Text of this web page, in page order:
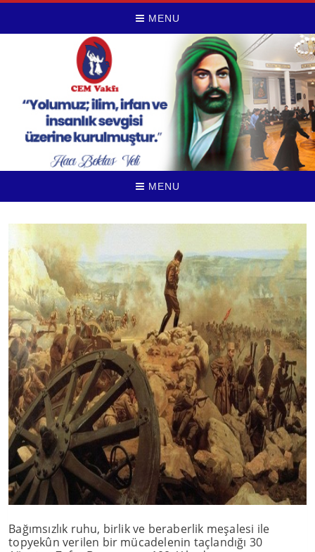
MENU
MENU
Bağımsızlık ruhu, birlik ve beraberlik meşalesi ile
topyekûn verilen bir mücadelenin taçlandığı 30